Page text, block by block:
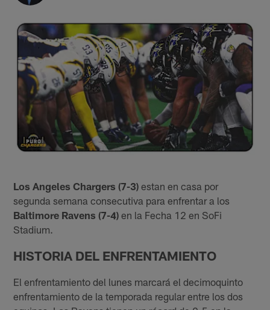
Los Angeles Chargers (7-3) estan en casa por
segunda semana consecutiva para enfrentar a los
Baltimore Ravens (7-4) en la Fecha 12 en SoFi
Stadium.
HISTORIA DEL ENFRENTAMIENTO
El enfrentamiento del lunes marcará el decimoquinto
enfrentamiento de la temporada regular entre los dos